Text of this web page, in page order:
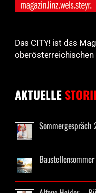
Das CITY! ist das
oberösterreichischen
AKTUELLE